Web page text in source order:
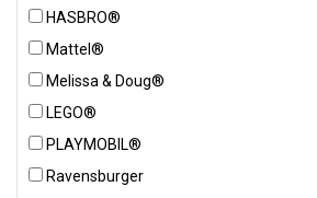
HASBRO®
Mattel®
Melissa & Doug®
LEGO®
PLAYMOBIL®
Ravensburger